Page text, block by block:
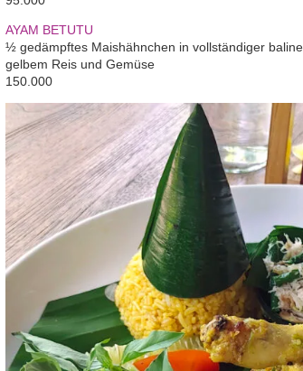
AYAM BETUTU
½ gedämpftes Maishähnchen in vollständiger
gelbem Reis und Gemüse
150.000